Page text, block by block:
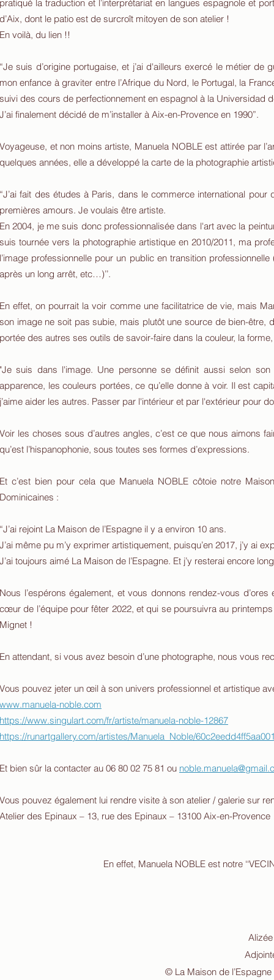
pratiqué la traduction et l’interprétariat en langues espagnole et
d’Aix, dont le patio est de surcroît mitoyen de son atelier !
En voilà, du lien !!
“Je suis d’origine portugaise, et j’ai d'ailleurs exercé le métier
mon enfance à graviter entre l’Afrique du Nord, le Portugal, la
suivi des cours de perfectionnement en espagnol à la Universidad
J’ai finalement décidé de m’installer à Aix-en-Provence en 1990”.
Voyageuse, et non moins artiste, Manuela NOBLE est attirée par
quelques années, elle a développé la carte de la photographie
“J’ai fait des études à Paris, dans le commerce international
premières amours. Je voulais être artiste.
En 2004, je me suis donc professionnalisée dans l'art avec la
suis tournée vers la photographie artistique en 2010/2011, ma
l’image professionnelle pour un public en transition
après un long arrêt, etc…)’’.
En effet, on pourrait la voir comme une facilitatrice de vie, mais
son image ne soit pas subie, mais plutôt une source de bien-être,
portée des autres ses outils de savoir-faire dans la couleur, la
"Je suis dans l'image. Une personne se définit aussi selon
apparence, les couleurs portées, ce qu’elle donne à voir. Il est
j’aime aider les autres. Passer par l'intérieur et par l'extérieur pour
Voir les choses sous d’autres angles, c’est ce que nous aimons
qu’est l’hispanophonie, sous toutes ses formes d’expressions.
Et c’est bien pour cela que Manuela NOBLE côtoie notre
Dominicaines :
“J’ai rejoint La Maison de l’Espagne il y a environ 10 ans.
J’ai même pu m’y exprimer artistiquement, puisqu’en 2017, j’y ai
J’ai toujours aimé La Maison de l’Espagne. Et j’y resterai encore
Nous l’espérons également, et vous donnons rendez-vous
cœur de l’équipe pour fêter 2022, et qui se poursuivra au
Mignet !
En attendant, si vous avez besoin d’une photographe, nous vous
Vous pouvez jeter un œil à son univers professionnel et artistique
www.manuela-noble.com
https://www.singulart.com/fr/artiste/manuela-noble-12867
https://runartgallery.com/artistes/Manuela_Noble/
Et bien sûr la contacter au 06 80 02 75 81 ou
Vous pouvez également lui rendre visite à son atelier / galerie sur
Atelier des Epinaux – 13, rue des Epinaux – 13100 Aix-en-Provence
En effet, Manuela NOBLE est notre
© La Maison de